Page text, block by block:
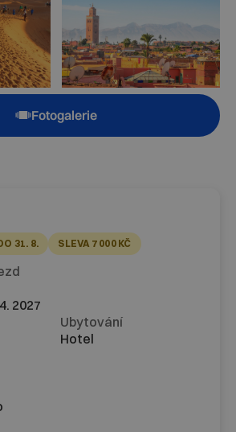
Fotogalerie
31. 8. SLEVA 7 000 KČ
2027
Ubytování
Hotel